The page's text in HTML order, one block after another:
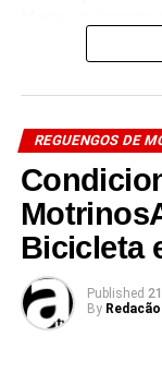
Aviso |
Reguengos
DON'T MISS
município
explica o
recebidos com
autoria do poeta
junto ao altar de
celebrada ao ar
ambiente de
Mais do que uma
da união entre as
REGUENGOS DE
Bicicleta
Published
By Redacão